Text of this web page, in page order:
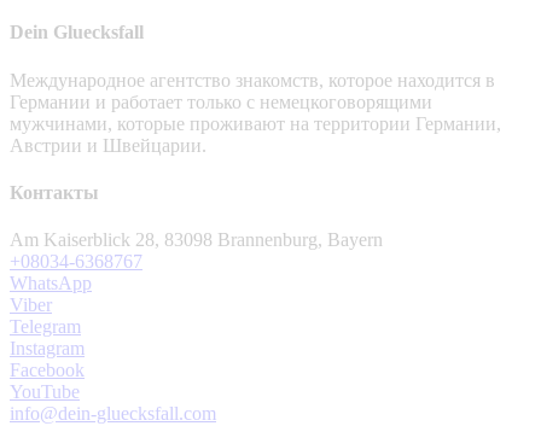
Dein Gluecksfall
Международное агентство знакомств, которое находится в
Германии и работает только с немецкоговорящими
мужчинами, которые проживают на территории Германии,
Австрии и Швейцарии.
Контакты
Am Kaiserblick 28, 83098 Brannenburg, Bayern
+08034-6368767
WhatsApp
Viber
Telegram
Instagram
Facebook
YouTube
info@dein-gluecksfall.com